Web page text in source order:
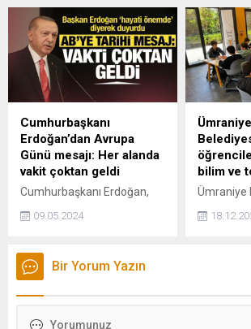
İsveç Kraliyet Vakfı’nın
Değer Temelli Genç Liderlik
Programı’nı tamamladı. 3
Haziran’da Stockholm’deki
Kraliyet Sarayı’nda yer alan
Bernadotte
Kütüphanesi’nde
düzenlenen törende,
diplomalarını İsveç Kralı Carl
Gustaf’tan aldı.
teknolojisi
%30–40
ve 45 km
çekiyor.
Cumhurbaşkanı
Erdoğan’dan Avrupa
Günü mesajı: Her alanda
vakit çoktan geldi
Cumhurbaşkanı Erdoğan,
mesaj yayınladı. Erdoğan
dikkat çekerken; AB ile
katılım müzakereleri dahil
çoktan geldiğini kaydetti.
09.05.2024
Ümraniye
bilim ve
Ümraniye
Mühendis
Bir Yorum Yazın